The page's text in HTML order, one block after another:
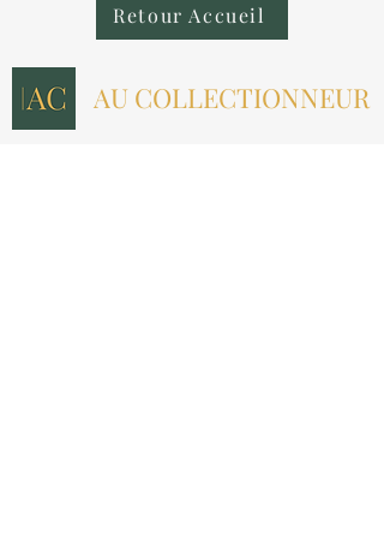
Retour Accueil
AU COLLECTIONNEUR